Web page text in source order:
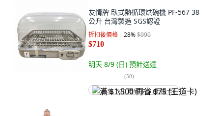
友情牌 臥式熱循環烘碗機 PF-567 38
公升 台灣製造 SGS認證
折扣後價格 28%$990
$710
明天 8/9 (日) 預計送達
(50)
满 $1,500 再省 $75 (王道卡)